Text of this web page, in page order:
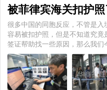
被菲律宾海关扣护
很多中国的同胞反应，不管是
容易被扣护照，但是不知道究
签证帮助找一些原因，那么我们